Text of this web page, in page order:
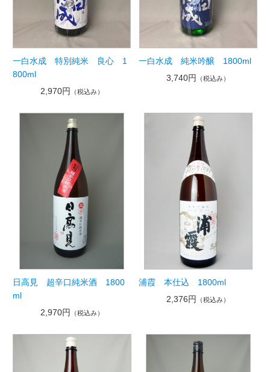
一白水成 特別純米 良心 1
800ml
2,970円
（税込み）
一白水成 純米吟醸 1800ml
3,740円
（税込み）
日高見 超辛口純米酒 1800
ml
2,970円
（税込み）
浦霞 本仕込 1800ml
2,376円
（税込み）